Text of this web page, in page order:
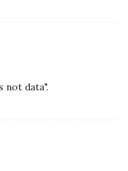
not data".